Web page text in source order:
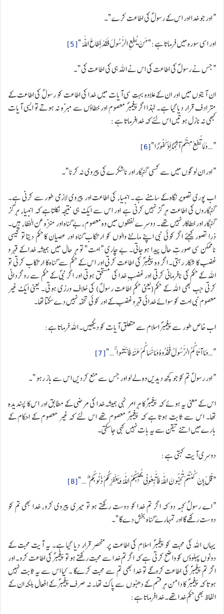
“اور جو خدا اور اس کے رسولؐ کی اطاعت کرے”۔
اور اسی سورہ میں فرماتا ہے:” مَنْ يُطِعِ الرَّسُولَ فَقَدْ أَطَاعَ اللَّهَ”[5]
“جس نے رسولؐ کی اطاعت کی اس نے اللہ ہی کی اطاعت کی”۔
ان آیتوں میں اور ان کے علاوہ بہت سی آیات میں خدا کی اطاعت کو رسولؐ کی اطاعت کے
مترادف قرار دیا گیا ہے۔ لہذا اگر پیغمبرؐ معصوم اور خطاؤں سے مبرّہ نہ ہوتے تو ایسی آیات
کبھی نہ نازل ہوتیں اس لئے کہ خدافرماتا ہے :
“… وَلَا تُطِعْ مِنْهُمْ آثِمًا أَوْ كَفُورًا”[6]
“اور ان لوگوں میں سے کسی گنہگار اور ناشکرے کی پیروی نہ کرنا”۔
اب پوری تصویر نگاہ کے سامنے ہے ۔ انبیاء کی اطاعت اور پیروی لازمی طور سے کرنی ہے۔
گنہگاروں کی اطاعت ہرگز نہیں کرنی ہے اور اس سے ایک ہی نتیجہ نکلتاہے کہ انبیاء ہرگز
گنہگار اور خطاکار نہیں تھے۔ دوسرے لفظوں میں وہ معصوم، بے گناہ اور منزّہ عن الخطاء ہیں۔
ذرا تصور کیجئے اگر کوئی نبی اپنے ماننے والوں کو ارتکاب گناہ اور عصیان کا حکم دیتا تو کیسی
ناممکن سی صورتِ حال پیدا ہوجاتی۔ بے چاری “امت” تو ہر حال میں ہمیشہ خدا کے قہر و
غضب کا شکار رہتی۔ اگر وہ پیغمبرؐ کی اطاعت کرتی اور اس کے حکم سے گناہ کا ارتکاب کرتی تو
اللہ کے حکم کی نافرمانی کرتی اور غضبِ خدا کی مستحق ہوتی اور اگر نبیؐ کے حکم سے روگردانی
کرتی جب بھی اللہ کے حکم(یعنی حکمِ اطاعت رسولؐ) کی خلاف ورزی ہوتی۔ یعنی ایک غیر
معصوم نبی امت کو سوائے خدائی قہر و غضب کے اور کوئی تحفہ نہیں دے سکتا تھا۔
اب خاص طور سے پیغمبرؐ اسلام سے متعلق آیات کو دیکھیں۔ اللہ فرماتا ہے:
“…وَمَا آتَاكُمُ الرَّسُولُ فَخُذُوهُ وَمَا نَهَاكُمْ عَنْهُ فَانْتَهُوا ۚ…”[7]
“اور رسولؐ تم کو جو کچھ دیدیں وہ لے لو اور جس سے منع کردیں اس سے باز رہو”۔
اس کے معنی یہ ہوئے کہ پیغمبرؐ کا ہر امر نہی ہمیشہ خدا کی مرضی کے مطابق اور اس کا پسندیدہ
تھا۔ اس سے ثابت ہوتا ہے کہ پیغمبرؐ معصوم تھے اس لئے کہ غیر معصوم کے احکام کے
بارےمیں اتنے تیقن سے یہ بات نہیں کہی جاسکتی۔
دوسری آیت کہتی ہے:
“قُلْ إِنْ كُنْتُمْ تُحِبُّونَ اللَّهَ فَاتَّبِعُونِي يُحْبِبْكُمُ اللَّهُ وَيَغْفِرْ لَكُمْ ذُنُوبَكُمْ ۗ …”[8]
“اے رسولؐ کہہ دو کہ اگر تم خدا کو دوست رکھتے ہو تو میری پیروی کرو، خدا بھی تم کو
دوست رکھے گا اور تمہارے گناہ بخش دے گا”۔
یہاں اللہ کی محبت کو پیغمبرؐ اسلام کی اطاعت پر منحصر قرار دیا گیا ہے۔ یہ آیت محبت کے
دونوں پہلوؤں کو واضح کرتی ہے کہ اگر تم خدا سے محبت رکھتے ہو تو پیغمبرؐ کی اطاعت کرو۔ اور
اگر تم پیغمبرؐ کی اطاعت کروگے تو خدا بھی تم سے محبت کرےگا ۔ کیا اس سے یہ ثابت نہیں
ہوتا کہ پیغمبرؐ کا دامن ہر قسم کے دھبّوں سے پاک تھا۔ نہ صرف پیغمبرؐ کے افعال بلکہ ان کے
الفاظ بھی حکم خدا تھے۔ خدا فرماتا ہے: